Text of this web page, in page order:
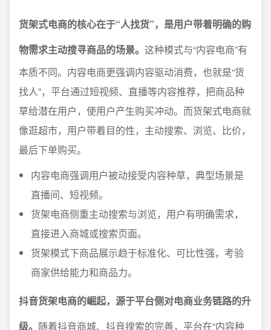
货架式电商的核心在于“人找货”，是用户带着明确的购
物需求主动搜寻商品的场景。 这种模式与“内容电商”有
本质不同。内容电商更强调内容驱动消费，也就是“货
找人”，平台通过短视频、直播等内容推荐，把商品种
草给潜在用户，使用户产生购买冲动。而货架式电商就
像逛超市，用户带着目的性，主动搜索、浏览、比价，
最后下单购买。
内容电商强调用户被动接受内容种草，典型场景是
直播间、短视频。
货架电商侧重主动搜索与浏览，用户有明确需求，
直接进入商城或搜索页面。
货架模式下商品展示趋于标准化、可比性强，考验
商家供给能力和商品力。
抖音货架电商的崛起，源于平台侧对电商业务链路的升
级。 随着抖音商城、抖音搜索的完善，平台在“内容种